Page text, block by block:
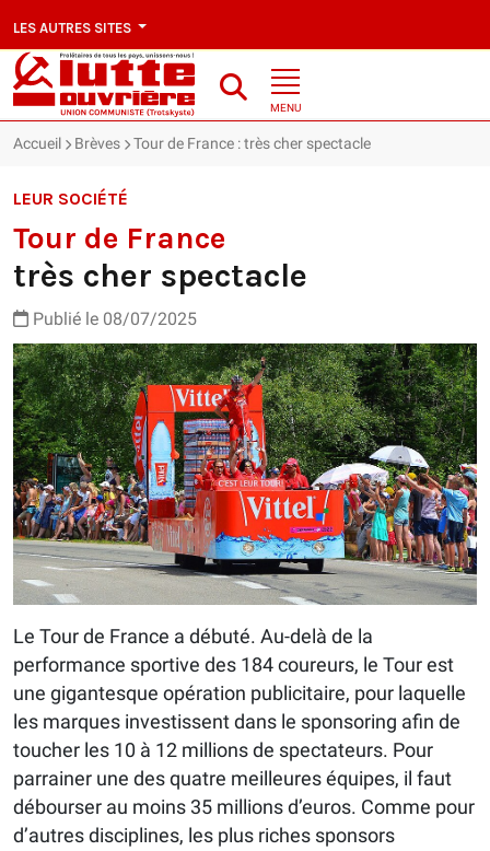
LES AUTRES SITES
MENU
Accueil Brèves Tour de France : très cher spectacle
LEUR SOCIÉTÉ
Tour de France
très cher spectacle
Publié le 08/07/2025
Le Tour de France a débuté. Au-delà de la
performance sportive des 184 coureurs, le Tour est
une gigantesque opération publicitaire, pour laquelle
les marques investissent dans le sponsoring afin de
toucher les 10 à 12 millions de spectateurs. Pour
parrainer une des quatre meilleures équipes, il faut
débourser au moins 35 millions d’euros. Comme pour
d’autres disciplines, les plus riches sponsors